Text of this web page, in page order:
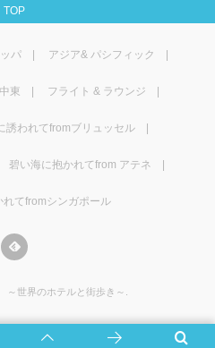
TOP
パ アジア& パシフィック
中東 フライト & ラウンジ
誘われてfromブリュッセル
碧い海に抱かれてfrom アテネ
れてfromシンガポール
～世界のホテルと街歩き～